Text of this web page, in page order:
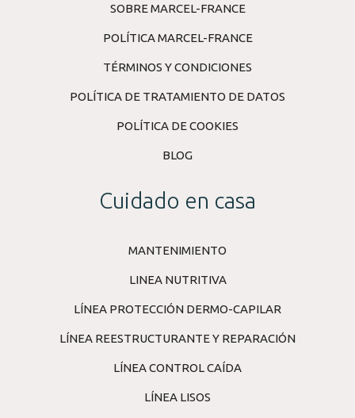
SOBRE MARCEL-FRANCE
POLÍTICA MARCEL-FRANCE
TÉRMINOS Y CONDICIONES
POLÍTICA DE TRATAMIENTO DE DATOS
POLÍTICA DE COOKIES
BLOG
Cuidado en casa
MANTENIMIENTO
LINEA NUTRITIVA
LÍNEA PROTECCIÓN DERMO-CAPILAR
LÍNEA REESTRUCTURANTE Y REPARACIÓN
LÍNEA CONTROL CAÍDA
LÍNEA LISOS